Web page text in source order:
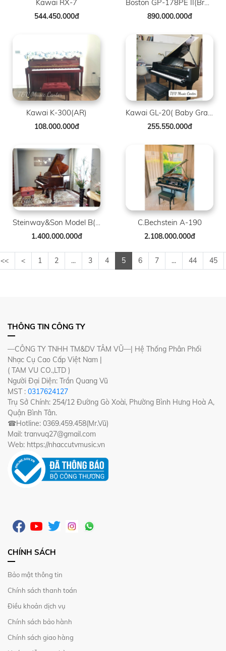
Kawai RX-7
544.450.000đ
Boston GP-178PE II(Brand New )
890.000.000đ
Kawai K-300(AR)
108.000.000đ 255.550.000đ
Steinway&Son Model B( Louis XV )
1.400.000.000đ
C.Bechstein A-190
2.108.000.000đ
<< < 1 2 ... 3 4 5 6 7 ... 44 45
THÔNG TIN CÔNG TY
—CÔNG TY TNHH TM&DV TÂM VŨ—| Hệ Thống Phân Phối
Nhạc Cụ Cao Cấp Việt Nam |
( TAM VU CO.,LTD )
Người Đại Diện: Trần Quang Vũ
MST : 0317624127
Trụ Sở Chính: 254/12 Đường Gò Xoài, Phường Bình Hưng Hoà A,
Quận Bình Tân.
☎Hotline: 0369.459.458(Mr.Vũ)
Mail: tranvuq27@gmail.com
Web: https://nhaccutvmusic.vn
CHÍNH SÁCH
Bảo mật thông tin
Chính sách thanh toán
Điều khoản dịch vụ
Chính sách bảo hành
Chính sách giao hàng